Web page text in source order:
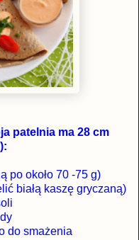
patelnia ma 28 cm
po około 70 -75 g)
białą kaszę gryczaną)
do smażenia